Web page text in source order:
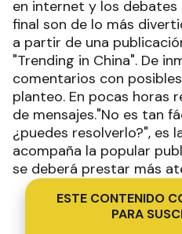
en internet y los
final son de lo más
a partir de una
"Trending in China". De
comentarios con
planteo. En pocas horas
de mensajes."No es tan
¿puedes resolverlo?", es
acompaña la popular
se deberá prestar más
ESTE CONTENIDO
PARA